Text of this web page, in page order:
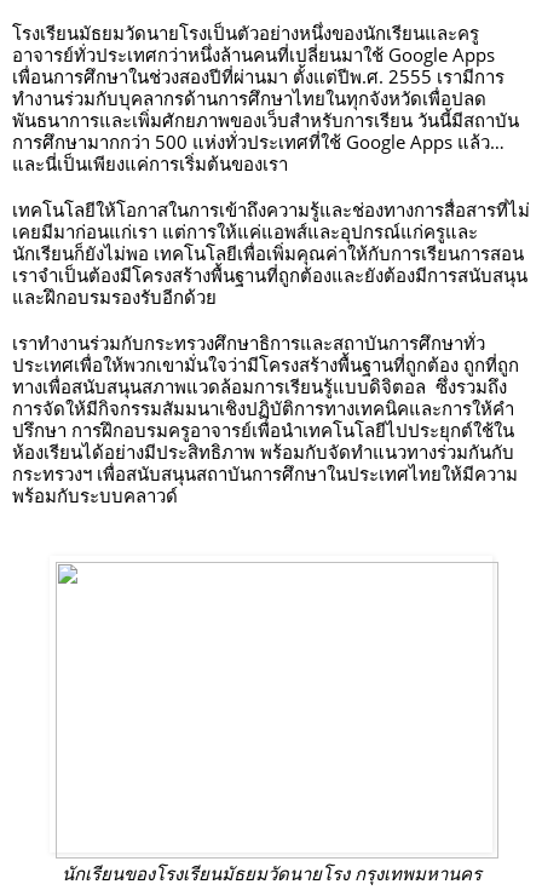
โรงเรียนมัธยมวัดนายโรงเป็นตัวอย่างหนึ่งของนักเรียนและครู
อาจารย์ทั่วประเทศกว่าหนึ่งล้านคนที่เปลี่ยนมาใช้ Google Apps
เพื่อนการศึกษาในช่วงสองปีที่ผ่านมา ตั้งแต่ปีพ.ศ. 2555 เรามีการ
ทำงานร่วมกับบุคลากรด้านการศึกษาไทยในทุกจังหวัดเพื่อปลด
พันธนาการและเพิ่มศักยภาพของเว็บสำหรับการเรียน วันนี้มีสถาบัน
การศึกษามากกว่า 500 แห่งทั่วประเทศที่ใช้ Google Apps แล้ว…
และนี่เป็นเพียงแค่การเริ่มต้นของเรา
เทคโนโลยีให้โอกาสในการเข้าถึงความรู้และช่องทางการสื่อสารที่ไม่
เคยมีมาก่อนแก่เรา แต่การให้แค่แอพส์และอุปกรณ์แก่ครูและ
นักเรียนก็ยังไม่พอ เทคโนโลยีเพื่อเพิ่มคุณค่าให้กับการเรียนการสอน
เราจำเป็นต้องมีโครงสร้างพื้นฐานที่ถูกต้องและยังต้องมีการสนับสนุน
และฝึกอบรมรองรับอีกด้วย
เราทำงานร่วมกับกระทรวงศึกษาธิการและสถาบันการศึกษาทั่ว
ประเทศเพื่อให้พวกเขามั่นใจว่ามีโครงสร้างพื้นฐานที่ถูกต้อง ถูกที่ถูก
ทางเพื่อสนับสนุนสภาพแวดล้อมการเรียนรู้แบบดิจิตอล  ซึ่งรวมถึง
การจัดให้มีกิจกรรมสัมมนาเชิงปฏิบัติการทางเทคนิคและการให้คำ
ปรึกษา การฝึกอบรมครูอาจารย์เพื่อนำเทคโนโลยีไปประยุกต์ใช้ใน
ห้องเรียนได้อย่างมีประสิทธิภาพ พร้อมกับจัดทำแนวทางร่วมกันกับ
กระทรวงฯ เพื่อสนับสนุนสถาบันการศึกษาในประเทศไทยให้มีความ
พร้อมกับระบบคลาวด์
นักเรียนของโรงเรียนมัธยมวัดนายโรง กรุงเทพมหานคร